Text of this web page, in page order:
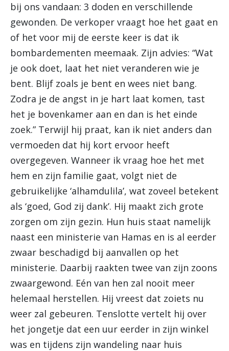
bij ons vandaan: 3 doden en verschillende
gewonden. De verkoper vraagt hoe het gaat en
of het voor mij de eerste keer is dat ik
bombardementen meemaak. Zijn advies: “Wat
je ook doet, laat het niet veranderen wie je
bent. Blijf zoals je bent en wees niet bang.
Zodra je de angst in je hart laat komen, tast
het je bovenkamer aan en dan is het einde
zoek.” Terwijl hij praat, kan ik niet anders dan
vermoeden dat hij kort ervoor heeft
overgegeven. Wanneer ik vraag hoe het met
hem en zijn familie gaat, volgt niet de
gebruikelijke ‘alhamdulila’, wat zoveel betekent
als ‘goed, God zij dank’. Hij maakt zich grote
zorgen om zijn gezin. Hun huis staat namelijk
naast een ministerie van Hamas en is al eerder
zwaar beschadigd bij aanvallen op het
ministerie. Daarbij raakten twee van zijn zoons
zwaargewond. Eén van hen zal nooit meer
helemaal herstellen. Hij vreest dat zoiets nu
weer zal gebeuren. Tenslotte vertelt hij over
het jongetje dat een uur eerder in zijn winkel
was en tijdens zijn wandeling naar huis